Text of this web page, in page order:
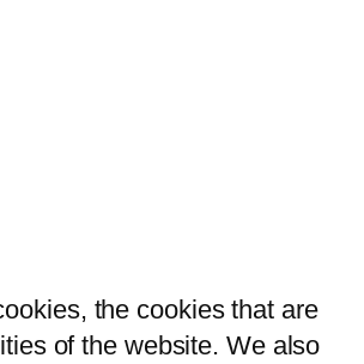
the cookies that are
of the website. We also